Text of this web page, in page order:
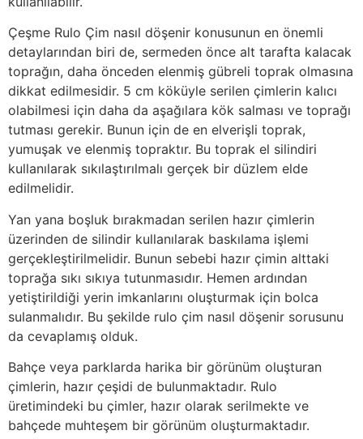
Çeşme Rulo Çim nasıl döşenir konusunun en önemli
detaylarından biri de, sermeden önce alt tarafta kalacak
toprağın, daha önceden elenmiş gübreli toprak olmasına
dikkat edilmesidir. 5 cm köküyle serilen çimlerin kalıcı
olabilmesi için daha da aşağılara kök salması ve toprağı
tutması gerekir. Bunun için de en elverişli toprak,
yumuşak ve elenmiş topraktır. Bu toprak el silindiri
kullanılarak sıkılaştırılmalı gerçek bir düzlem elde
edilmelidir.
Yan yana boşluk bırakmadan serilen hazır çimlerin
üzerinden de silindir kullanılarak baskılama işlemi
gerçekleştirilmelidir. Bunun sebebi hazır çimin alttaki
toprağa sıkı sıkıya tutunmasıdır. Hemen ardından
yetiştirildiği yerin imkanlarını oluşturmak için bolca
sulanmalıdır. Bu şekilde rulo çim nasıl döşenir sorusunu
da cevaplamış olduk.
Bahçe veya parklarda harika bir görünüm oluşturan
çimlerin, hazır çeşidi de bulunmaktadır. Rulo
üretimindeki bu çimler, hazır olarak serilmekte ve
bahçede muhteşem bir görünüm oluşturmaktadır.